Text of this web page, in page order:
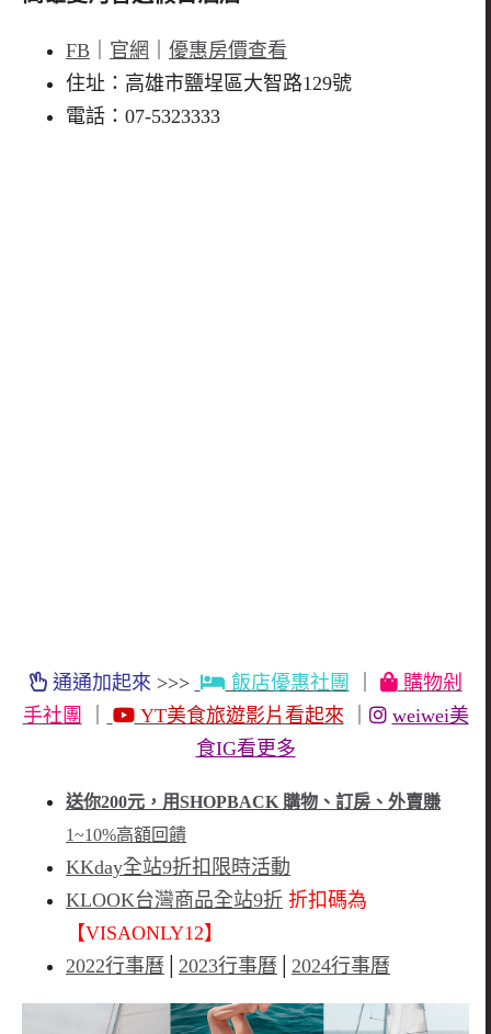
FB 官網
優惠房價查看
住址：高雄市鹽埕區大智路129號
電話：07-5323333
通通加起來 >>> 飯店優惠社團
購物剁
手社團
YT美食旅遊影片看起來
weiwei美
食IG看更多
送你200元，用SHOPBACK 購物、訂房、外賣賺
1~10%高額回饋
KKday全站9折扣限時活動
KLOOK台灣商品全站9折 折扣碼為
【VISAONLY12】
2022行事曆
2023行事曆 2024行事曆